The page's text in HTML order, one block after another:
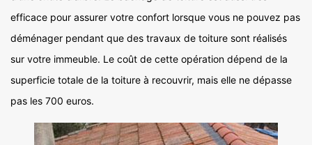
efficace pour assurer votre confort lorsque vous ne pouvez pas
déménager pendant que des travaux de toiture sont réalisés
sur votre immeuble. Le coût de cette opération dépend de la
superficie totale de la toiture à recouvrir, mais elle ne dépasse
pas les 700 euros.